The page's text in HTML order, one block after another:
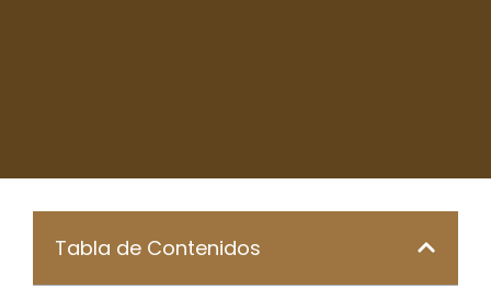
Tabla de Contenidos